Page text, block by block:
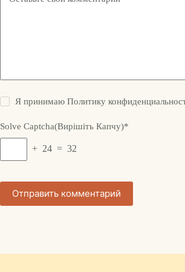
Я принимаюПолитику
Solve Captcha(Вирішіть Капчу)*
+ 24 = 32
Отправить комментарий